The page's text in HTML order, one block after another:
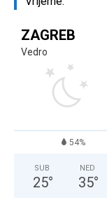
ZAGREB
Vedro
54%
SUB
25°
NED
35°